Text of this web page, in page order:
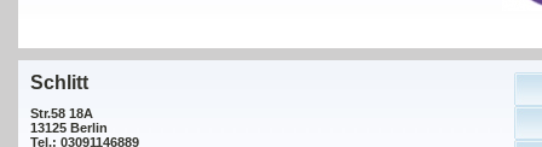
Schlitt
Str.58 18A
13125 Berlin
Tel.: 03091146889